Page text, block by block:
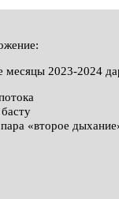
месяцы 2023-
«второе